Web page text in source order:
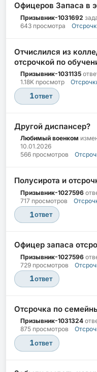
Офицеров Запаса в
Призывник-1031692
643 просмотра
Отчислился из
отсрочкой по
Призывник-1031135
1.18K просмотр
1ответ
Другой диспансер?
Любимый военком
10.01.2026
566 просмотров
Полусирота и
Призывник-1027596
717 просмотров
1ответ
Офицер запаса
Призывник-1027596
729 просмотров
1ответ
Отсрочка по
Призывник-1031324
875 просмотров
1ответ